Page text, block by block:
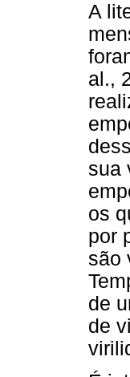
A
al.,
sua
os
por
são
de
de